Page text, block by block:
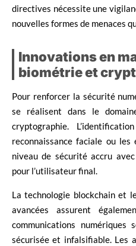
directives nécessite une
nouvelles formes de menaces
Innovations en
biométrie et
Pour renforcer la sécurité
se réalisent dans le
cryptographie.
reconnaissance faciale ou
niveau de sécurité accru
pour l’utilisateur final.
La technologie blockchain et
avancées assurent
communications numériques
sécurisée et infalsifiable. Les